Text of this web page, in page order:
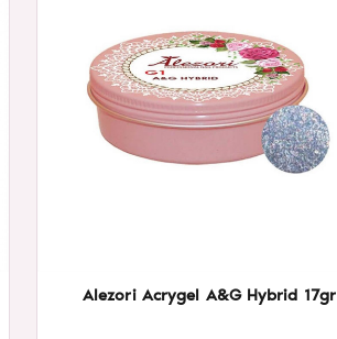
Alezori Acrygel A&G Hybrid 17gr